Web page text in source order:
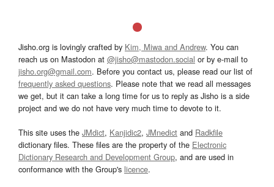
Jisho.org is lovingly crafted by Kim, Miwa and Andrew. You can
reach us on Mastodon at @jisho@mastodon.social or by e-mail to
jisho.org@gmail.com. Before you contact us, please read our list of
frequently asked questions. Please note that we read all messages
we get, but it can take a long time for us to reply as Jisho is a side
project and we do not have very much time to devote to it.
This site uses the JMdict, Kanjidic2, JMnedict and Radkfile
dictionary files. These files are the property of the Electronic
Dictionary Research and Development Group, and are used in
conformance with the Group's licence.